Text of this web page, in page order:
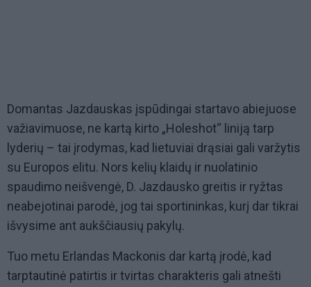
Domantas Jazdauskas įspūdingai startavo abiejuose
važiavimuose, ne kartą kirto „Holeshot“ liniją tarp
lyderių – tai įrodymas, kad lietuviai drąsiai gali varžytis
su Europos elitu. Nors kelių klaidų ir nuolatinio
spaudimo neišvengė, D. Jazdausko greitis ir ryžtas
neabejotinai parodė, jog tai sportininkas, kurį dar tikrai
išvysime ant aukščiausių pakylų.
Tuo metu Erlandas Mackonis dar kartą įrodė, kad
tarptautinė patirtis ir tvirtas charakteris gali atnešti